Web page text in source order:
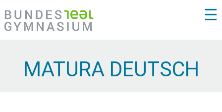
☰
MATURA DEUTSCH